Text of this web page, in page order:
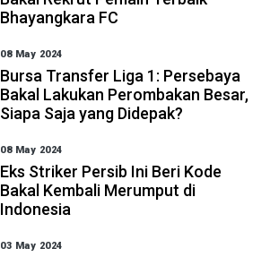
Bhayangkara FC
08 May 2024
Bursa Transfer Liga 1: Persebaya
Bakal Lakukan Perombakan Besar,
Siapa Saja yang Didepak?
08 May 2024
Eks Striker Persib Ini Beri Kode
Bakal Kembali Merumput di
Indonesia
03 May 2024